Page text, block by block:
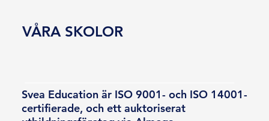
Svea Education är ISO 9001- och ISO 14001-
certifierade, och ett auktoriserat
VÅRA SKOLOR